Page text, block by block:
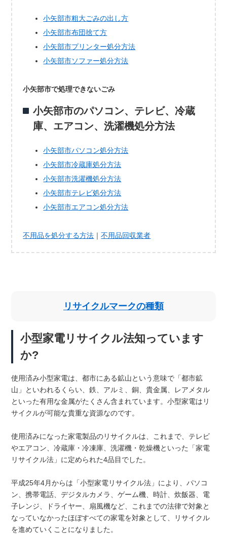
小矢部市粗大ごみの出し方
小矢部市布団捨て方
小矢部市プリンター処分方法
小矢部市ソファー処分方法
小矢部市で処理できないごみ
小矢部市のパソコン、テレビ、冷蔵
庫、エアコン、洗濯機処分方法
小矢部市パソコン処分方法
小矢部市冷蔵庫処分方法
小矢部市洗濯機処分方法
小矢部市テレビ処分方法
小矢部市エアコン処分方法
不用品を処分する方法 ｜不用品回収業者
リサイクルマークの種類
小型家電リサイクル法知っています
か?
使用済み小型家電は、都市にある鉱山という意味で「都市鉱
山」といわれるくらい、鉄、アルミ、銅、貴金属、レアメタル
といった有用な金属がたくさん含まれています。小型家電はリ
サイクルが可能な貴重な資源なのです。
使用済みになった家電製品のリサイクルは、これまで、テレビ
やエアコン、冷蔵庫・冷凍庫、洗濯機・乾燥機といった「家電
リサイクル法」に定められた4品目でした。
平成25年4月からは「小型家電リサイクル法」により、パソコ
ン、携帯電話、デジタルカメラ、ゲーム機、時計、炊飯器、電
子レンジ、ドライヤー、扇風機など、これまでの法律で対象と
なっていなかったほぼすべての家電を対象として、リサイクル
を進めていくことになりました。